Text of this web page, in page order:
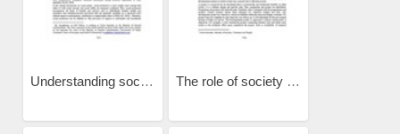
Understanding social... The role of society in...